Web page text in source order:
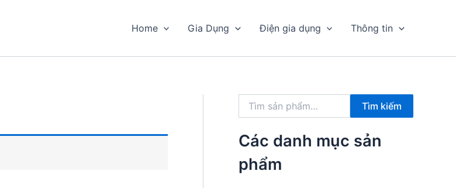
Home Gia Dụng Điện gia dụng Thông tin
k
i
m
Tìm kiếm
Các danh mục sản
phẩm